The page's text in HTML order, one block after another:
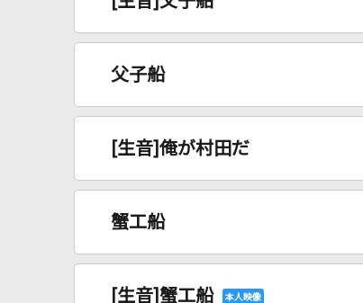
父子船
[生音]俺が村田だ
蟹工船
[生音]蟹工船